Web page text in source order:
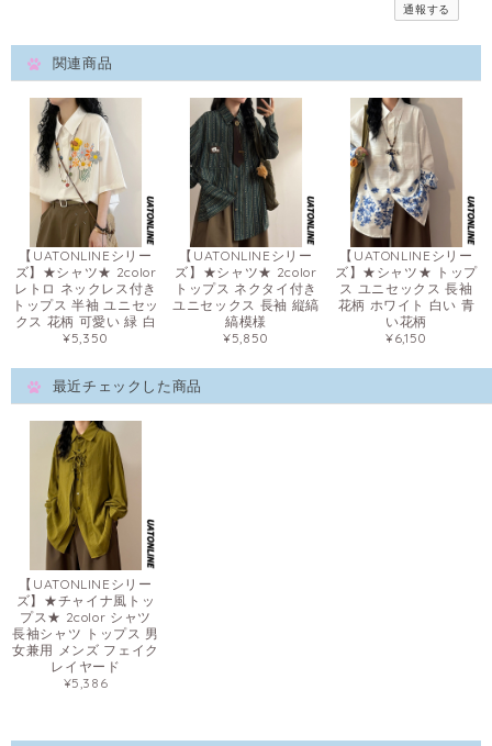
通報する
関連商品
【UATONLINEシリー
ズ】★シャツ★ 2color
レトロ ネックレス付き
トップス 半袖 ユニセッ
クス 花柄 可愛い 緑 白
¥5,350
【UATONLINEシリー
ズ】★シャツ★ 2color
トップス ネクタイ付き
ユニセックス 長袖 縦縞
縞模様
¥5,850
【UATONLINEシリー
ズ】★シャツ★ トップ
ス ユニセックス 長袖
花柄 ホワイト 白い 青
い花柄
¥6,150
最近チェックした商品
【UATONLINEシリー
ズ】★チャイナ風トッ
プス★ 2color シャツ
長袖シャツ トップス 男
女兼用 メンズ フェイク
レイヤード
¥5,386